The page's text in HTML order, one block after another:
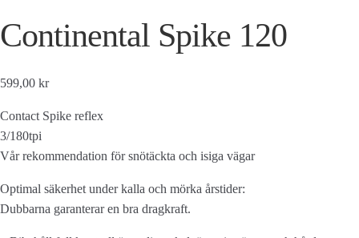
Continental Spike 120
599,00 kr
Contact Spike reflex
3/180tpi
Vår rekommendation för snötäckta och isiga vägar
Optimal säkerhet under kalla och mörka årstider:
Dubbarna garanterar en bra dragkraft.